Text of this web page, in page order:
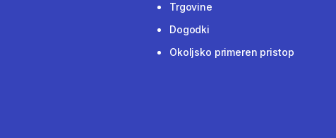
Trgovine
Dogodki
Okoljsko primeren pristop